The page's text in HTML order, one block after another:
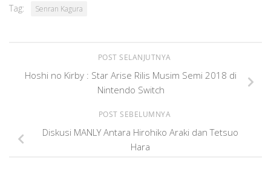
Tag: Senran Kagura
POST SELANJUTNYA
Hoshi no Kirby : Star Arise Rilis Musim Semi 2018 di
Nintendo Switch
POST SEBELUMNYA
Diskusi MANLY Antara Hirohiko Araki dan Tetsuo
Hara